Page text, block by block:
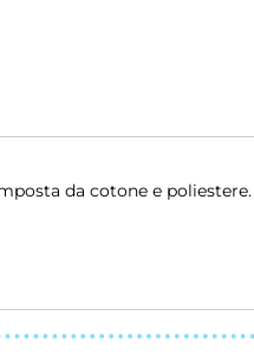
da cotone e poliestere.